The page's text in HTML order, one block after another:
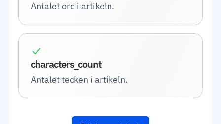
Antalet ord i artikeln.
characters_count
Antalet tecken i artikeln.